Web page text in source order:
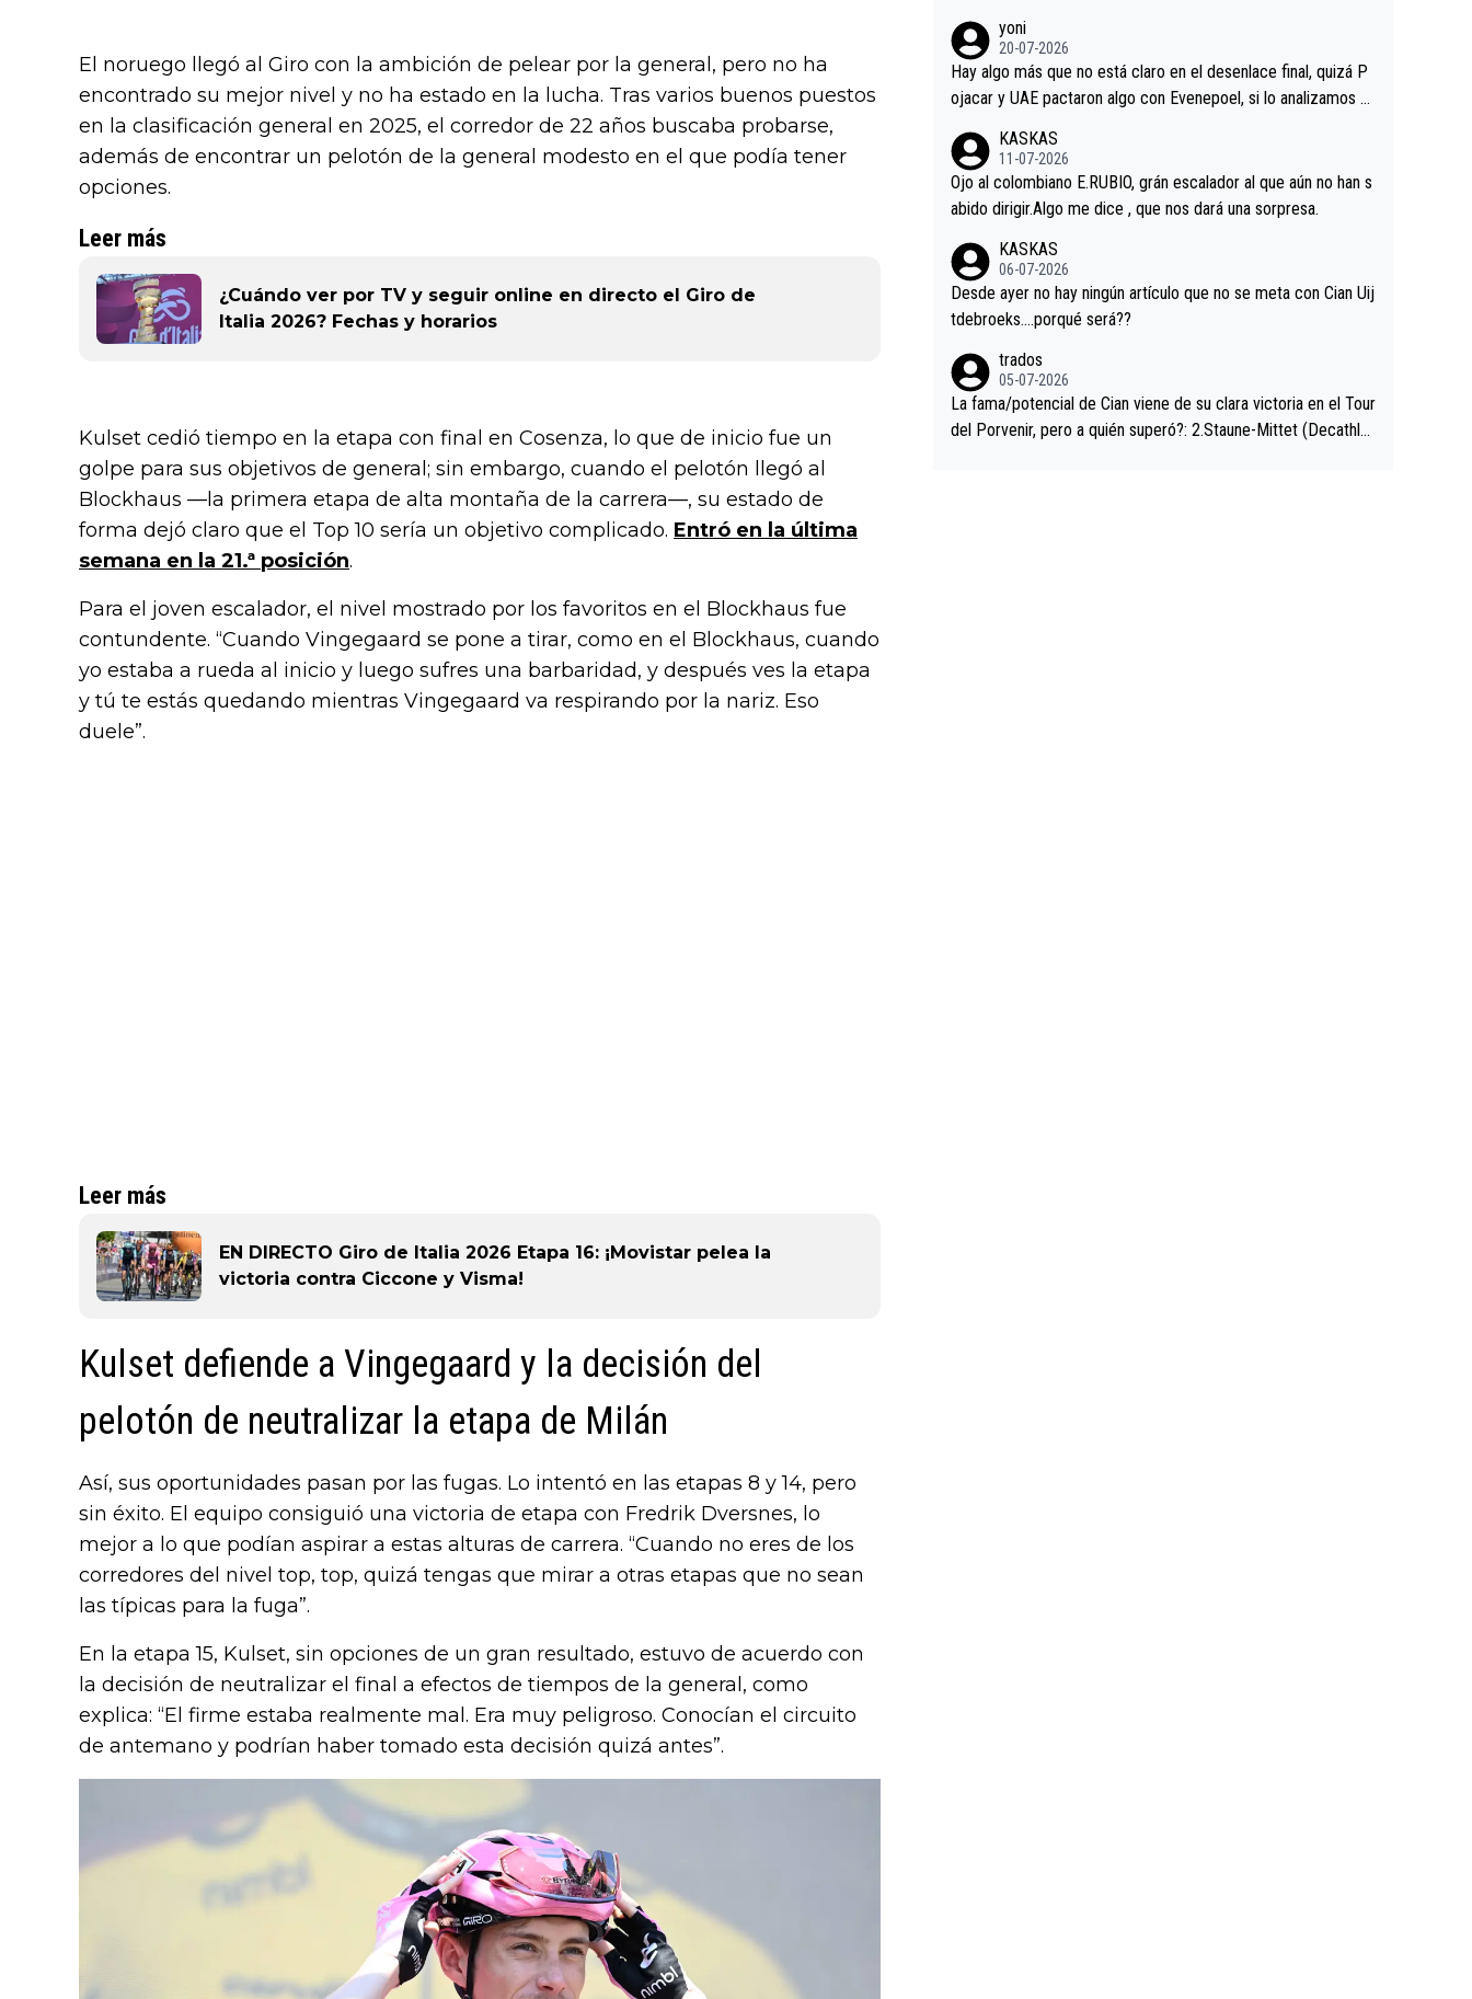
El noruego llegó al Giro con la ambición de pelear por la general, pero no ha
encontrado su mejor nivel y no ha estado en la lucha. Tras varios buenos puestos
en la clasificación general en 2025, el corredor de 22 años buscaba probarse,
además de encontrar un pelotón de la general modesto en el que podía tener
opciones.
Leer más
¿Cuándo ver por TV y seguir online en directo el Giro de
Italia 2026? Fechas y horarios
Kulset cedió tiempo en la etapa con final en Cosenza, lo que de inicio fue un
golpe para sus objetivos de general; sin embargo, cuando el pelotón llegó al
Blockhaus —la primera etapa de alta montaña de la carrera—, su estado de
forma dejó claro que el Top 10 sería un objetivo complicado. Entró en la última
semana en la 21.ª posición.
Para el joven escalador, el nivel mostrado por los favoritos en el Blockhaus fue
contundente. “Cuando Vingegaard se pone a tirar, como en el Blockhaus, cuando
yo estaba a rueda al inicio y luego sufres una barbaridad, y después ves la etapa
y tú te estás quedando mientras Vingegaard va respirando por la nariz. Eso
duele”.
Leer más
EN DIRECTO Giro de Italia 2026 Etapa 16: ¡Movistar pelea la
victoria contra Ciccone y Visma!
Kulset defiende a Vingegaard y la decisión del
pelotón de neutralizar la etapa de Milán
Así, sus oportunidades pasan por las fugas. Lo intentó en las etapas 8 y 14, pero
sin éxito. El equipo consiguió una victoria de etapa con Fredrik Dversnes, lo
mejor a lo que podían aspirar a estas alturas de carrera. “Cuando no eres de los
corredores del nivel top, top, quizá tengas que mirar a otras etapas que no sean
las típicas para la fuga”.
En la etapa 15, Kulset, sin opciones de un gran resultado, estuvo de acuerdo con
la decisión de neutralizar el final a efectos de tiempos de la general, como
explica: “El firme estaba realmente mal. Era muy peligroso. Conocían el circuito
de antemano y podrían haber tomado esta decisión quizá antes”.
rd permaneció pegado a su rueda. Parecía increíble la forma
en la que era capaz de controlar el miedo", recordó."
yoni
20-07-2026
Hay algo más que no está claro en el desenlace final, quizá P
ojacar y UAE pactaron algo con Evenepoel, si lo analizamos P
casi sin pedalear, luego está el saludo con Evenepoel dándose
la mano de una manera muy fraternal, más allá de los típicos t
oques en el hombro con que saludaba a Vingegard. Ahí hubo u
o aprieta, a ver si por querer poner a Del Toro con calzador e
n posición de podio UAE y Pojacar se van complicar el tour.
KASKAS
11-07-2026
Ojo al colombiano E.RUBIO, grán escalador al que aún no han s
abido dirigir.Algo me dice , que nos dará una sorpresa.
KASKAS
06-07-2026
Desde ayer no hay ningún artículo que no se meta con Cian Uij
tdebroeks….porqué será??
trados
05-07-2026
La fama/potencial de Cian viene de su clara victoria en el Tour
del Porvenir, pero a quién superó?: 2.Staune-Mittet (Decathlo